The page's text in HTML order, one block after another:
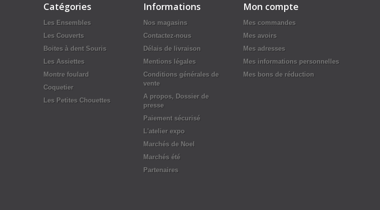
Catégories
Les Ensembles
Les Couverts
Boites à dent Souris
Les Assiettes
Montre foulard
Coquetier
Les Petites Chouettes
Informations
Nos magasins
Contactez-nous
Délais de livraison
Mentions légales
Conditions générales de
vente
A propos, Dossier de
presse
Paiement sécurisé
L'atelier expo
Marchés de Noel
Marchés été
Partenaires
Mon compte
Mes commandes
Mes avoirs
Mes adresses
Mes informations personnelles
Mes bons de réduction